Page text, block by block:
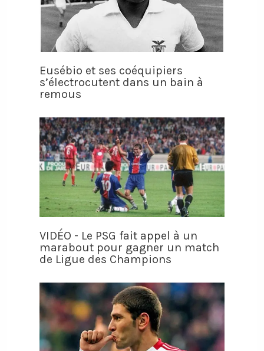
Eusébio et ses coéquipiers
s’électrocutent dans un bain à
remous
VIDÉO - Le PSG fait appel à un
marabout pour gagner un match
de Ligue des Champions